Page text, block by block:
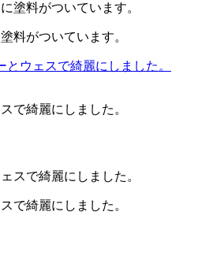
料がついています。
で綺麗にしました。
で綺麗にしました。